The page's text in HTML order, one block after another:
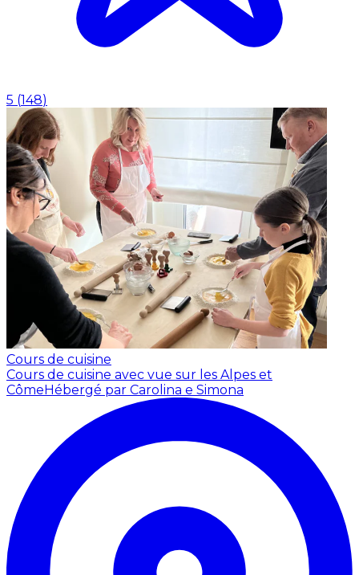
5 (148)
Cours de cuisine
Cours de cuisine avec vue sur les Alpes et
CômeHébergé par Carolina e Simona